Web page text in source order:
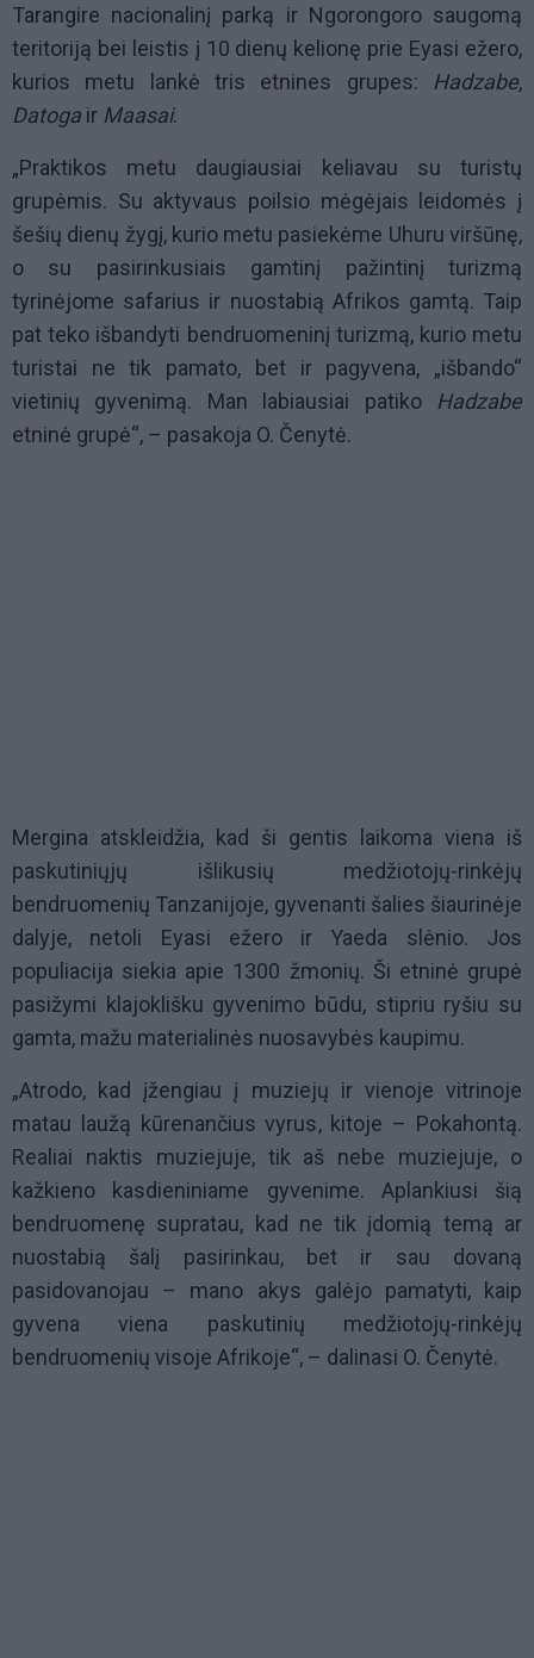
Tarangire nacionalinį parką ir Ngorongoro saugomą
teritoriją bei leistis į 10 dienų kelionę prie Eyasi ežero,
kurios metu lankė tris etnines grupes: Hadzabe,
Datoga ir Maasai.
„Praktikos metu daugiausiai keliavau su turistų
grupėmis. Su aktyvaus poilsio mėgėjais leidomės į
šešių dienų žygį, kurio metu pasiekėme Uhuru viršūnę,
o su pasirinkusiais gamtinį pažintinį turizmą
tyrinėjome safarius ir nuostabią Afrikos gamtą. Taip
pat teko išbandyti bendruomeninį turizmą, kurio metu
turistai ne tik pamato, bet ir pagyvena, „išbando“
vietinių gyvenimą. Man labiausiai patiko Hadzabe
etninė grupė“, – pasakoja O. Čenytė.
Mergina atskleidžia, kad ši gentis laikoma viena iš
paskutiniųjų išlikusių medžiotojų-rinkėjų
bendruomenių Tanzanijoje, gyvenanti šalies šiaurinėje
dalyje, netoli Eyasi ežero ir Yaeda slėnio. Jos
populiacija siekia apie 1300 žmonių. Ši etninė grupė
pasižymi klajoklišku gyvenimo būdu, stipriu ryšiu su
gamta, mažu materialinės nuosavybės kaupimu.
„Atrodo, kad įžengiau į muziejų ir vienoje vitrinoje
matau laužą kūrenančius vyrus, kitoje – Pokahontą.
Realiai naktis muziejuje, tik aš nebe muziejuje, o
kažkieno kasdieniniame gyvenime. Aplankiusi šią
bendruomenę supratau, kad ne tik įdomią temą ar
nuostabią šalį pasirinkau, bet ir sau dovaną
pasidovanojau – mano akys galėjo pamatyti, kaip
gyvena viena paskutinių medžiotojų-rinkėjų
bendruomenių visoje Afrikoje“, – dalinasi O. Čenytė.